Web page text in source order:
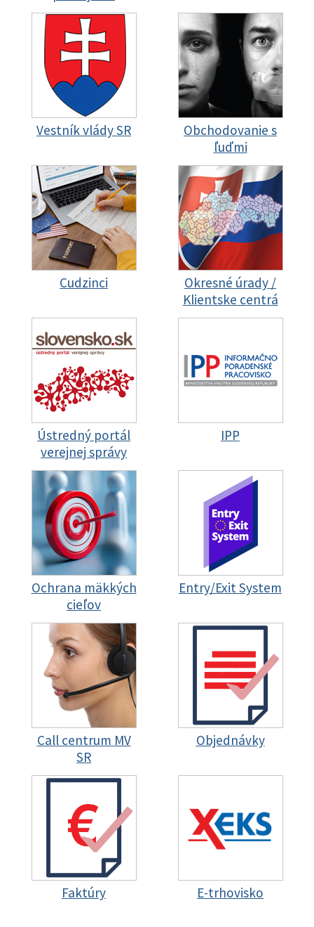
Vestník vlády SR
Obchodovanie s
ľuďmi
Cudzinci
Okresné úrady /
Klientske centrá
Ústredný portál
verejnej správy
IPP
Ochrana mäkkých
cieľov
Entry/Exit System
Call centrum MV
SR
Objednávky
Faktúry E-trhovisko